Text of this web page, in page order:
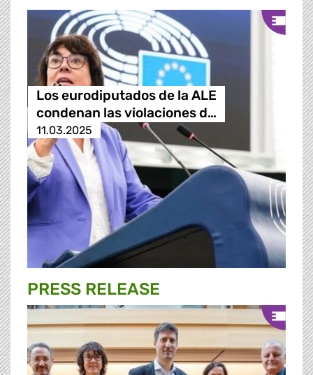
Los eurodiputados de la ALE
condenan las violaciones d…
11.03.2025
PRESS RELEASE